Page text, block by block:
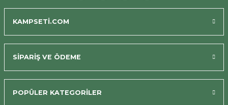
KAMPSETİ.COM
SİPARİŞ VE ÖDEME
POPÜLER KATEGORİLER